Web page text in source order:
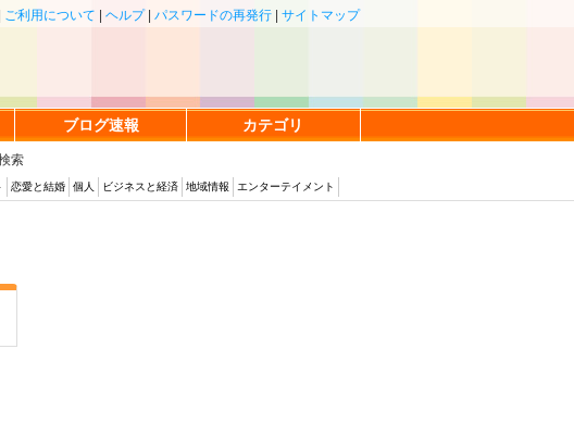
ご利用について ヘルプ| パスワードの再発行 サイトマップ
ブログ速報 カテゴリ
索
恋愛と結婚 個人 ビジネスと経済 地域情報 エンターテイメント